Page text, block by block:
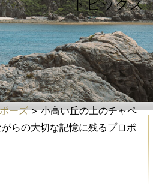
トピックス
ーズ>小高い丘の上のチャペ
らの大切な記憶に残るプロポ